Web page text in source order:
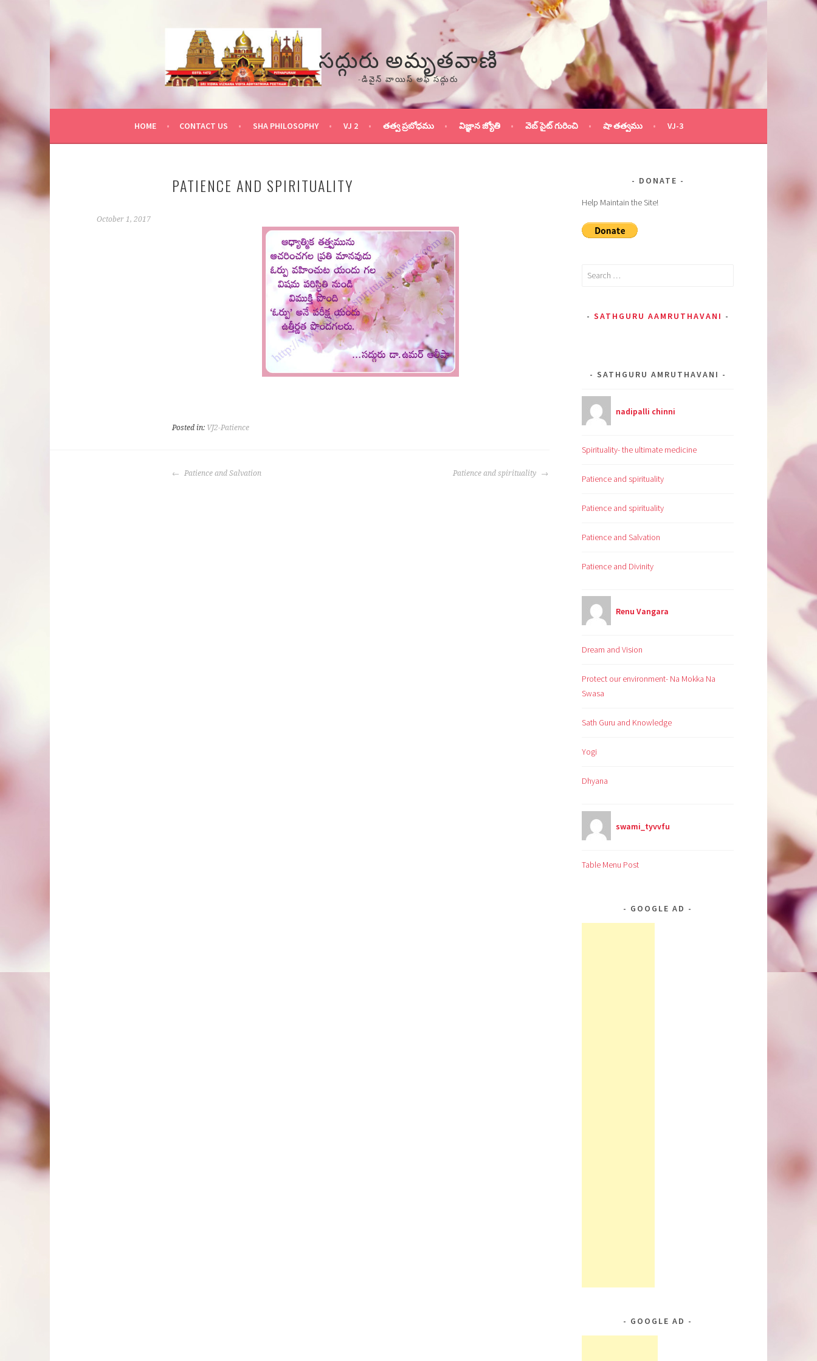
సద్గురు అమృతవాణి
-డివైన్ వాయిస్ అఫ్ సద్గురు
HOME CONTACT US SHA PHILOSOPHY VJ 2 తత్వ ప్రబోధము విజ్ఞాన జ్యోతి వెబ్ సైట్ గురించి షా తత్వము VJ-3
PATIENCE AND SPIRITUALITY
October 1, 2017
Posted in: VJ2-Patience
POST
Patience and Salvation Patience and spirituality
DONATE
Help Maintain the Site!
Search
SATHGURU AAMRUTHAVANI
SATHGURU AMRUTHAVANI
nadipalli chinni
Spirituality- the ultimate medicine
Patience and spirituality
Patience and spirituality
Patience and Salvation
Patience and Divinity
Renu Vangara
Dream and Vision
Protect our environment- Na Mokka Na
Swasa
Sath Guru and Knowledge
Yogi
Dhyana
swami_tyvvfu
Table Menu Post
GOOGLE AD
GOOGLE AD